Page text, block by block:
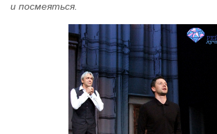
и посмеяться.